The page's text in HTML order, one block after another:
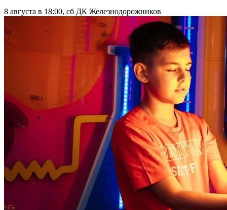
8 августа в 18:00, сб ДК Железнодорожников